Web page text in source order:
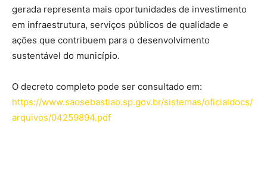
gerada representa mais oportunidades de investimento
em infraestrutura, serviços públicos de qualidade e
ações que contribuem para o desenvolvimento
sustentável do município.
O decreto completo pode ser consultado em:
https://www.saosebastiao.sp.gov.br/sistemas/oficialdocs/
arquivos/04259894.pdf